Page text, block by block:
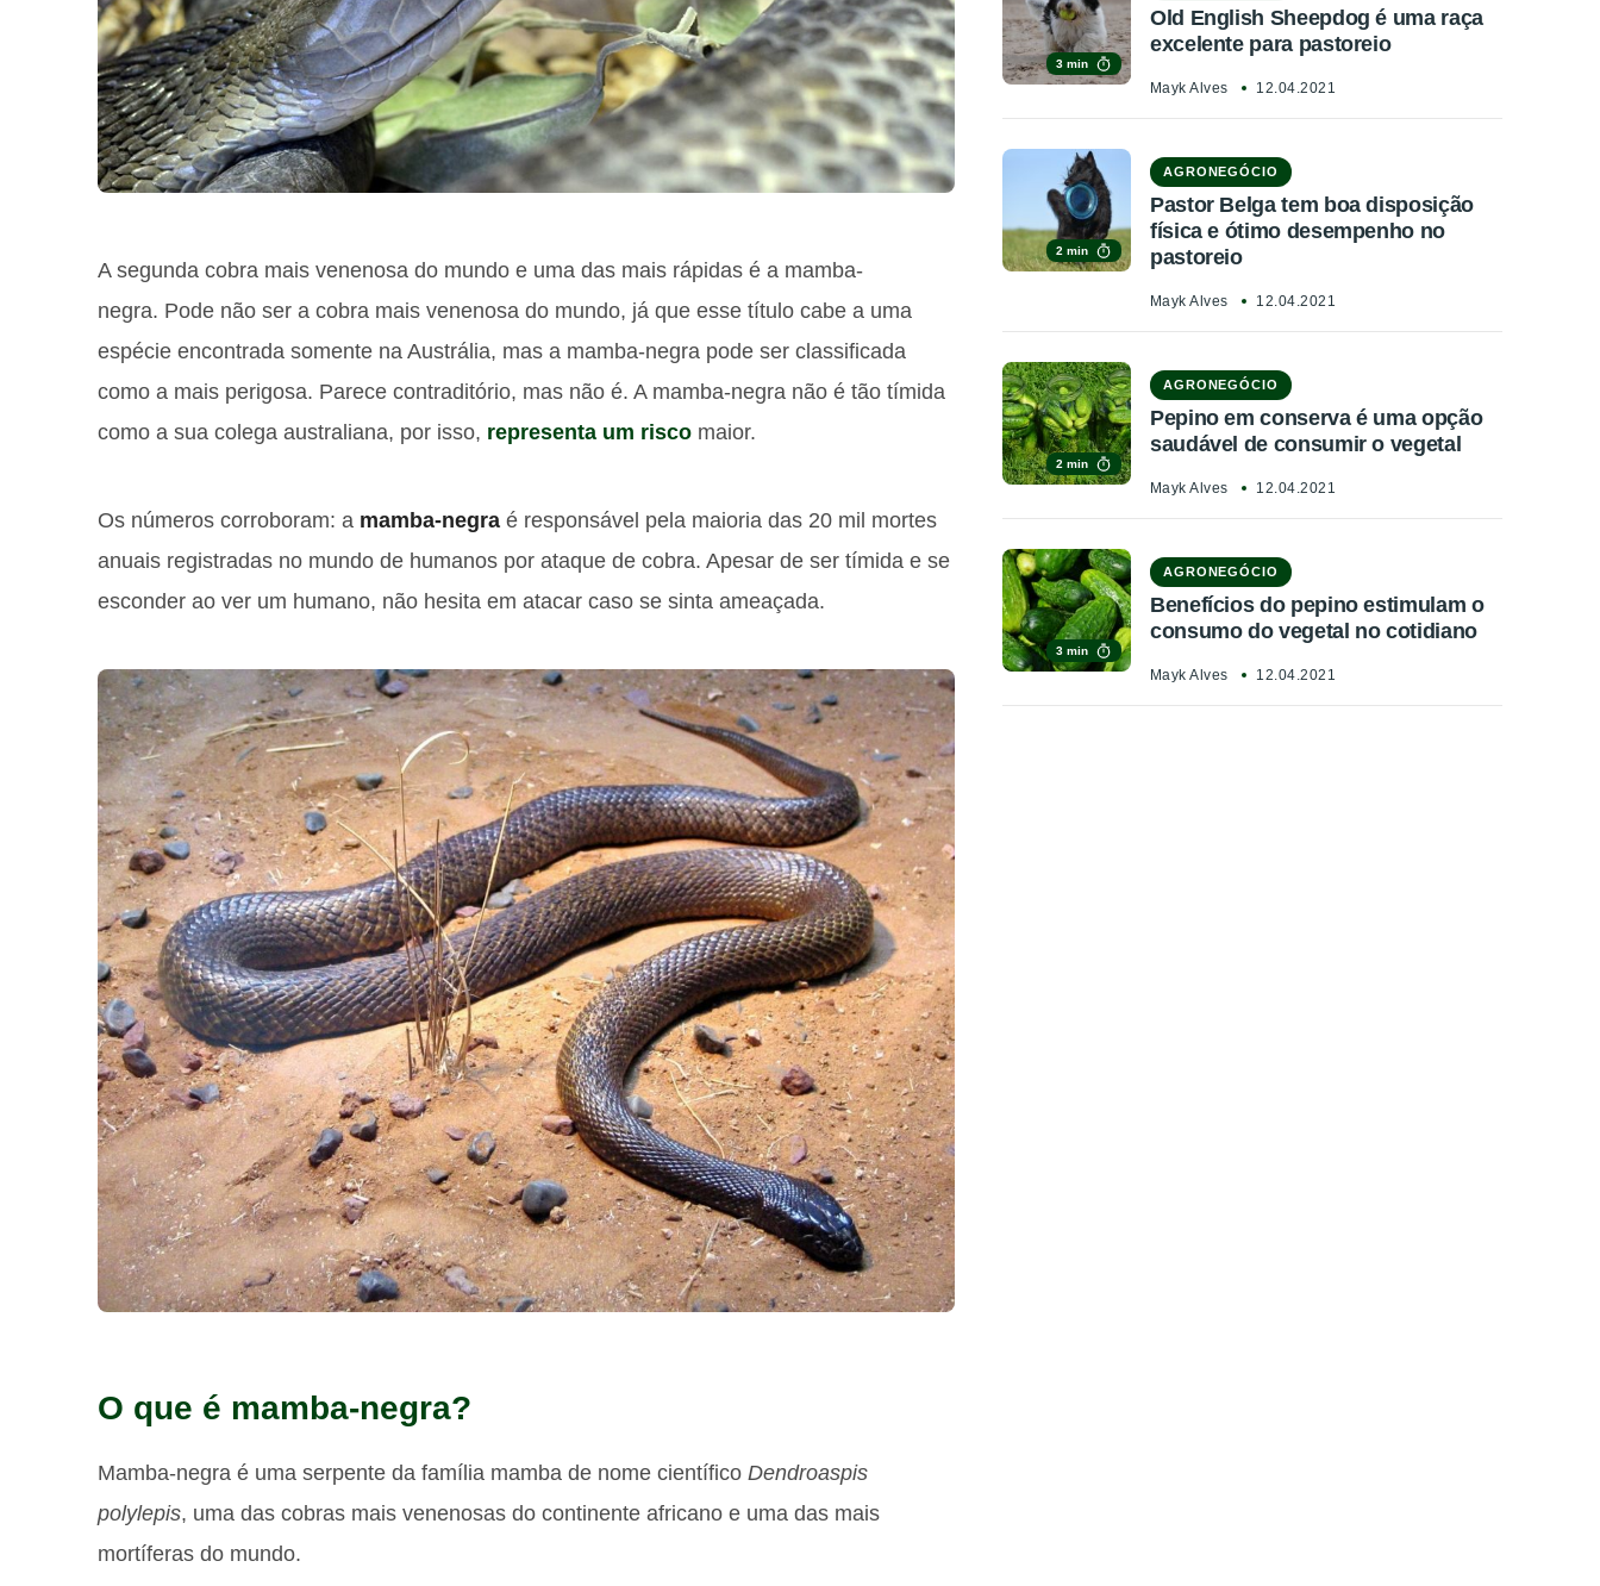
A segunda cobra mais venenosa do mundo e uma das mais rápidas é a mamba-
negra. Pode não ser a cobra mais venenosa do mundo, já que esse título cabe a uma
espécie encontrada somente na Austrália, mas a mamba-negra pode ser classificada
como a mais perigosa. Parece contraditório, mas não é. A mamba-negra não é tão tímida
como a sua colega australiana, por isso, representa um risco maior.
Os números corroboram: a mamba-negra é responsável pela maioria das 20 mil mortes
anuais registradas no mundo de humanos por ataque de cobra. Apesar de ser tímida e se
esconder ao ver um humano, não hesita em atacar caso se sinta ameaçada.
O que é mamba-negra?
Mamba-negra é uma serpente da família mamba de nome científico Dendroaspis
polylepis, uma das cobras mais venenosas do continente africano e uma das mais
mortíferas do mundo.
3 min
Old English Sheepdog é uma raça
excelente para pastoreio
Mayk Alves 12.04.2021
2 min
AGRONEGÓCIO
Pastor Belga tem boa disposição
física e ótimo desempenho no
pastoreio
Mayk Alves 12.04.2021
2 min
AGRONEGÓCIO
Pepino em conserva é uma opção
saudável de consumir o vegetal
Mayk Alves 12.04.2021
3 min
AGRONEGÓCIO
Benefícios do pepino estimulam o
consumo do vegetal no cotidiano
Mayk Alves 12.04.2021